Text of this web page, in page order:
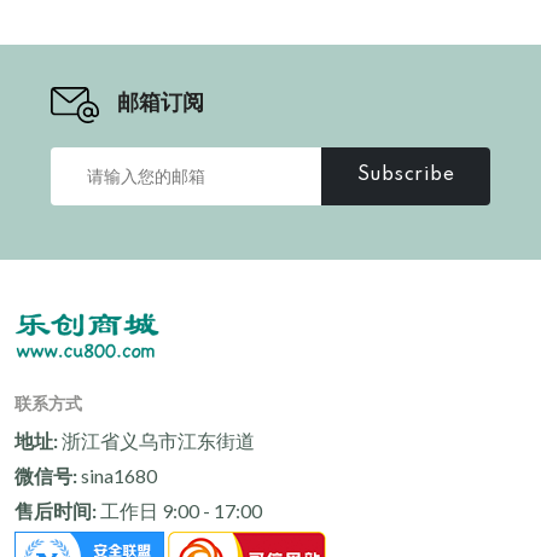
邮箱订阅
Subscribe
联系方式
地址:浙江省义乌市江东街道
微信号:sina1680
售后时间: 工作日 9:00 - 17:00